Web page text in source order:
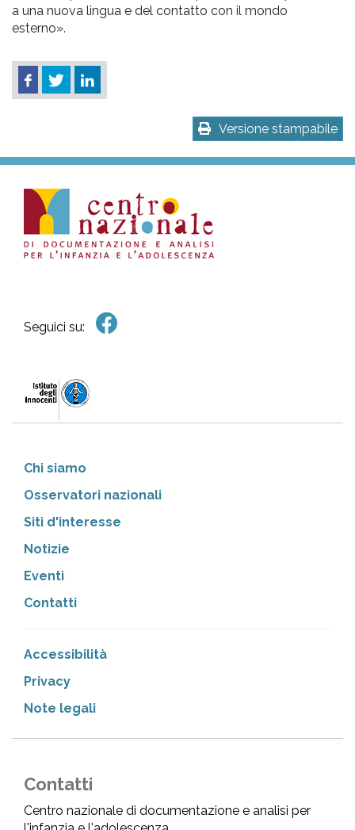
a una nuova lingua e del contatto con il mondo
esterno».
Versione stampabile
Seguici su:
Chi siamo
Osservatori nazionali
Siti d'interesse
Notizie
Eventi
Contatti
Accessibilità
Privacy
Note legali
Contatti
Centro nazionale di documentazione e analisi per